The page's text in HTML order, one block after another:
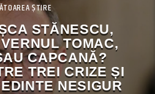
ȘTIRE
STĂNESCU,
TOMAC,
CAPCANĂ?
TREI CRIZE ȘI
NESIGUR